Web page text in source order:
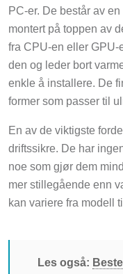
PC-er. De består av
montert på toppen av
fra CPU-en eller
den og leder bort
enkle å installere. De
former som passer til
En av de viktigste
driftssikre. De har
noe som gjør dem
mer stillegående enn
kan variere fra modell
Les også: